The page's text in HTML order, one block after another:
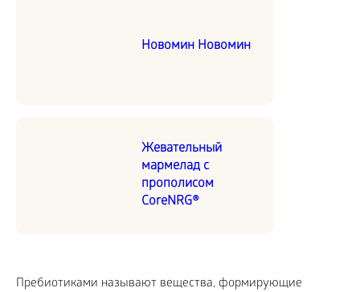
Новомин Новомин
Жевательный
мармелад с
прополисом
CoreNRG®
Пребиотиками называют вещества, формирующие